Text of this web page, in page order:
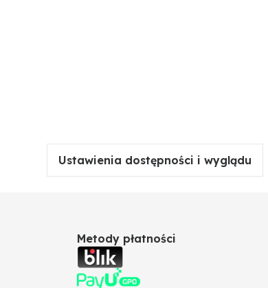
Ustawienia dostępności i wyglądu
Metody płatności